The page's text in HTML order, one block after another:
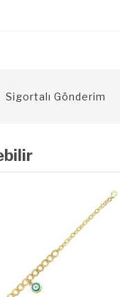
Sigortalı Gönderim